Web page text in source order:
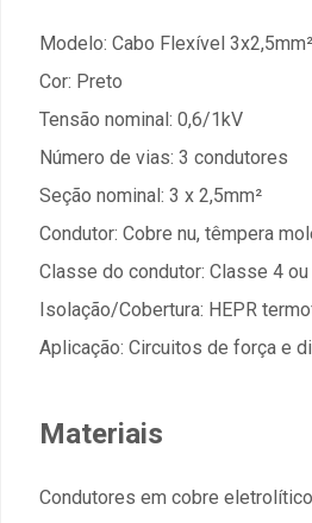
Modelo: Cabo Flexível 3x2,5mm²
Cor: Preto
Tensão nominal: 0,6/1kV
Número de vias: 3 condutores
Seção nominal: 3 x 2,5mm²
Condutor: Cobre nu, têmpera
Classe do condutor: Classe 4
Isolação/Cobertura: HEPR
Aplicação: Circuitos de força e
Materiais
Condutores em cobre